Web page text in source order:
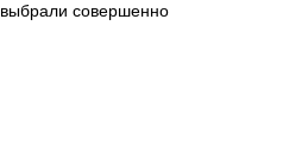
совершенно